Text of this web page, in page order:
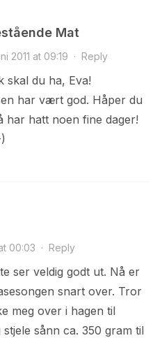
Mat
2011 at 09:19 · Reply
skal du ha, Eva!
har vært god. Håper du
har hatt noen fine dager!
00:03 · Reply
ser veldig godt ut. Nå er
snart over. Tror
meg over i hagen til
sånn ca. 350 gram til